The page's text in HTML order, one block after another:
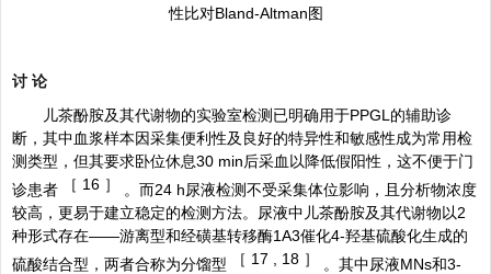
性比对Bland-Altman图
讨 论
儿茶酚胺及其代谢物的实验室检测已明确用于PPGL的辅助诊
断，其中血浆样本因采集便利性及良好的特异性和敏感性成为常用检
测类型，但其要求卧位休息30 min后采血以降低假阳性，这不便于门
诊患者
［ 16 ］
。而24 h尿液检测不受采集体位影响，且分析物浓度
较高，更易于建立稳定的检测方法。尿液中儿茶酚胺及其代谢物以2
种形式存在——游离型和经磺基转移酶1A3催化4-羟基硫酸化生成的
硫酸结合型，两者合称为分馏型
［ 17 , 18 ］
。其中尿液MNs和3-